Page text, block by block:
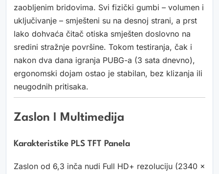
zaobljenim bridovima. Svi fizički gumbi – volumen i
uključivanje – smješteni su na desnoj strani, a prst
lako dohvaća čitač otiska smješten doslovno na
sredini stražnje površine. Tokom testiranja, čak i
nakon dva dana igranja PUBG-a (3 sata dnevno),
ergonomski dojam ostao je stabilan, bez klizanja ili
neugodnih pritisaka.
Zaslon I Multimedija
Karakteristike PLS TFT Panela
Zaslon od 6,3 inča nudi Full HD+ rezoluciju (2340 x